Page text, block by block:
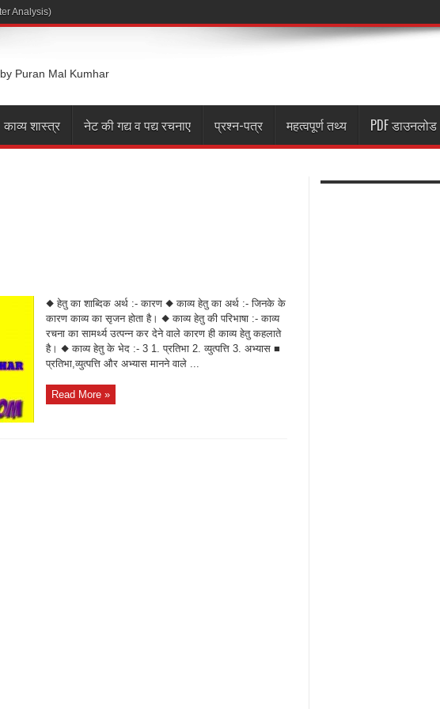
by Puran Mal Kumhar
काव्य शास्त्र नेट की गद्य व पद्य रचनाए प्रश्न-पत्र महत्वपूर्ण तथ्य PDF डाउनलोड
◆ हेतु का शाब्दिक अर्थ :- कारण ◆ काव्य हेतु का अर्थ :- जिनके के
कारण काव्य का सृजन होता है। ◆ काव्य हेतु की परिभाषा :- काव्य
रचना का सामर्थ्य उत्पन्न कर देने वाले कारण ही काव्य हेतु कहलाते
है। ◆ काव्य हेतु के भेद :- 3 1. प्रतिभा 2. व्युत्पत्ति 3. अभ्यास ■
प्रतिभा,व्युत्पत्ति और अभ्यास मानने वाले ...
Read More »